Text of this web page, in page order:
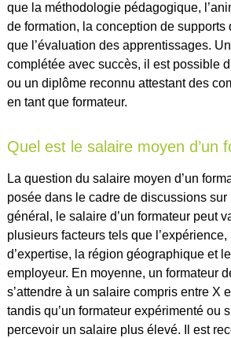
que la méthodologie pédagogique,
de formation, la conception de supports
que l’évaluation des apprentissages.
complétée avec succès, il est possible
ou un diplôme reconnu attestant des
en tant que formateur.
Quel est le salaire moyen d’un
La question du salaire moyen d’un
posée dans le cadre de discussions sur
général, le salaire d’un formateur peut
plusieurs facteurs tels que
d’expertise, la région géographique et
employeur. En moyenne, un formateur
s’attendre à un salaire compris entre X
tandis qu’un formateur expérimenté ou
percevoir un salaire plus élevé. Il est